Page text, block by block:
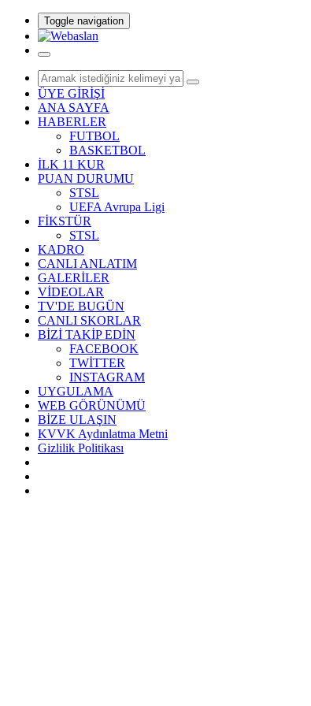
Toggle navigation
ÜYE GİRİŞİ
ANA SAYFA
HABERLER
FUTBOL
BASKETBOL
İLK 11 KUR
PUAN DURUMU
STSL
UEFA Avrupa Ligi
FİKSTÜR
STSL
KADRO
CANLI ANLATIM
GALERİLER
VİDEOLAR
TV'DE BUGÜN
CANLI SKORLAR
BİZİ TAKİP EDİN
FACEBOOK
TWİTTER
INSTAGRAM
UYGULAMA
WEB GÖRÜNÜMÜ
BİZE ULAŞIN
KVVK Aydınlatma Metni
Gizlilik Politikası